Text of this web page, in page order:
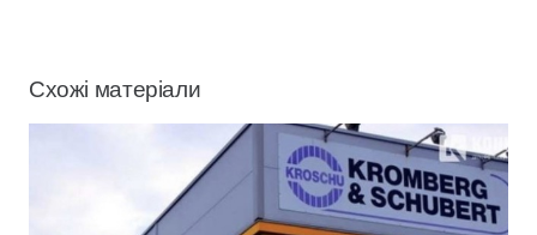
Схожі матеріали